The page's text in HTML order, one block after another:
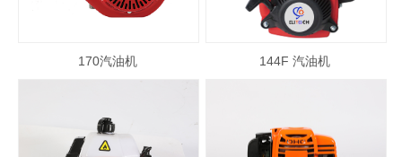
170汽油机 144F 汽油机